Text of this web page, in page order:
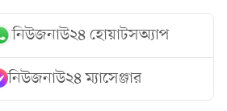
নিউজনাউ২৪ হোয়াটসঅ্যাপ
নিউজনাউ২৪ ম্যাসেঞ্জার